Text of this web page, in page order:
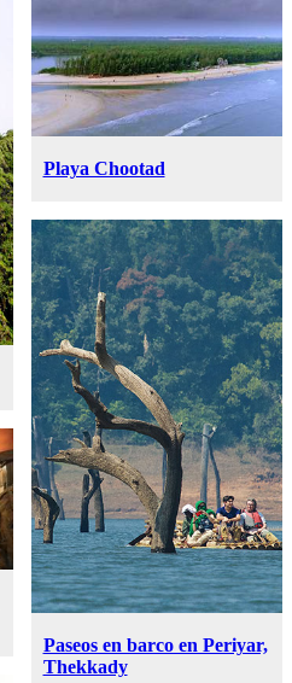
Playa Chootad
Paseos en barco en Periyar,
Thekkady